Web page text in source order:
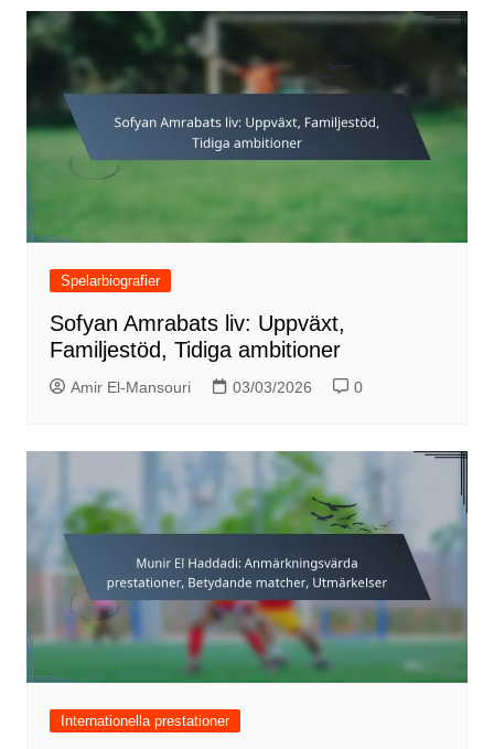
Spelarbiografier
Sofyan Amrabats liv: Uppväxt,
Familjestöd, Tidiga ambitioner
Amir El-Mansouri 03/03/2026 0
Internationella prestationer